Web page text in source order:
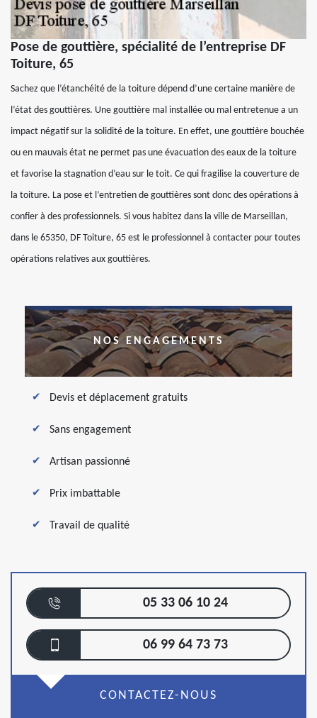
Pose de gouttière, spécialité de l’entreprise DF
Toiture, 65
Sachez que l’étanchéité de la toiture dépend d’une certaine manière de
l’état des gouttières. Une gouttière mal installée ou mal entretenue a un
impact négatif sur la solidité de la toiture. En effet, une gouttière bouchée
ou en mauvais état ne permet pas une évacuation des eaux de la toiture
et favorise la stagnation d’eau sur le toit. Ce qui fragilise la couverture de
la toiture. La pose et l’entretien de gouttières sont donc des opérations à
confier à des professionnels. Si vous habitez dans la ville de Marseillan,
dans le 65350, DF Toiture, 65 est le professionnel à contacter pour toutes
opérations relatives aux gouttières.
NOS ENGAGEMENTS
Devis et déplacement gratuits
Sans engagement
Artisan passionné
Prix imbattable
Travail de qualité
05 33 06 10 24
06 99 64 73 73
CONTACTEZ-NOUS